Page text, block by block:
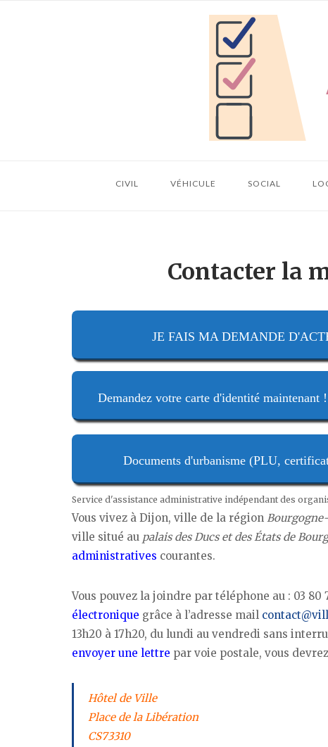
Home
CIVIL VÉHICULE SOCIAL
Contacter la
JE FAIS MA DEMANDE
Demandez votre carte d'identité maintenant !
Documents d'urbanisme (PLU,
Service d'assistance administrative indépendant des
Vous vivez à Dijon, ville de la région
ville situé au palais des Ducs et des États de
administratives courantes.
Vous pouvez la joindre par téléphone au : 03 80
électronique grâce à l’adresse mail
13h20 à 17h20, du lundi au vendredi sans
envoyer une lettre par voie postale, vous
Hôtel de Ville
Place de la Libération
CS73310